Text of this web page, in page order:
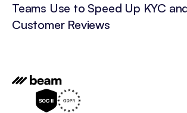
Teams Use to Speed Up KYC
Customer Reviews